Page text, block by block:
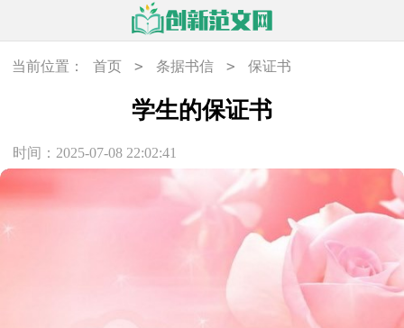
当前位置： 首页 > 条据书信 > 保证书
学生的保证书
时间：2025-07-08 22:02:41